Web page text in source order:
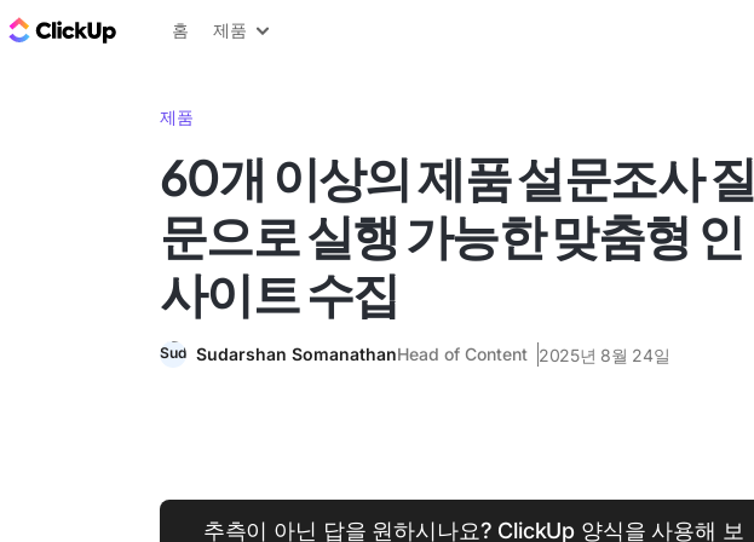
ClickUp 블로그
홈 제품
제품
60개 이상의 제품 설문조사 질
문으로 실행 가능한 맞춤형 인
사이트 수집
Sudarshan SomanathanHead of Content 2025년 8월 24일
추측이 아닌 답을 원하시나요? ClickUp 양식을 사용해 보